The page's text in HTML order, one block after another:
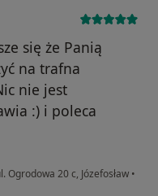
się że Panią
na trafna
nie jest
:) i poleca
Ogrodowa 20 c, Józefosław •